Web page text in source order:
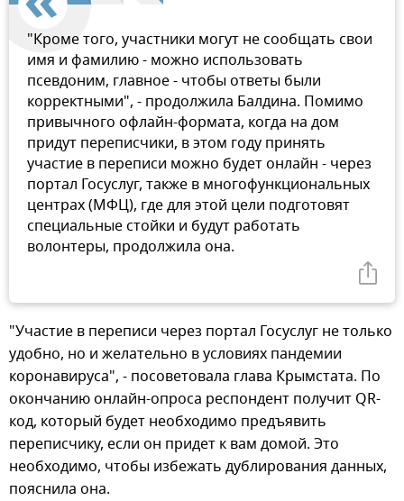
"Кроме того, участники могут не сообщать свои
имя и фамилию - можно использовать
псевдоним, главное - чтобы ответы были
корректными", - продолжила Балдина. Помимо
привычного офлайн-формата, когда на дом
придут переписчики, в этом году принять
участие в переписи можно будет онлайн - через
портал Госуслуг, также в многофункциональных
центрах (МФЦ), где для этой цели подготовят
специальные стойки и будут работать
волонтеры, продолжила она.
"Участие в переписи через портал Госуслуг не только
удобно, но и желательно в условиях пандемии
коронавируса", - посоветовала глава Крымстата. По
окончанию онлайн-опроса респондент получит QR-
код, который будет необходимо предъявить
переписчику, если он придет к вам домой. Это
необходимо, чтобы избежать дублирования данных,
пояснила она.